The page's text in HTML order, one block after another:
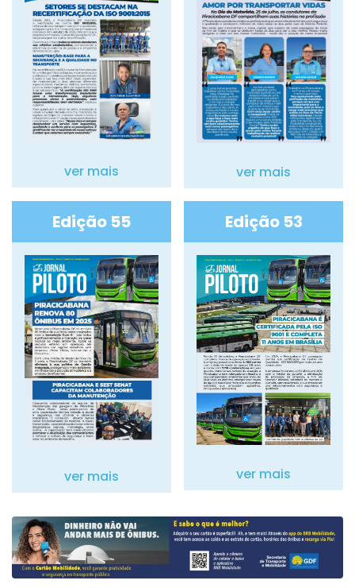
ver mais ver mais
Edição 55
ver mais
Edição 53
ver mais